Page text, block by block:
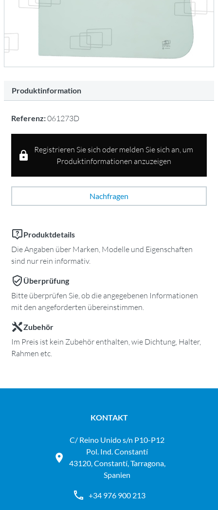
Produktinformation
Referenz:061273D
Registrieren Sie sich oder melden Sie sich an, um
Produktinformationen anzuzeigen
Nachfragen
Produktdetails
Die Angaben über Marken, Modelle und Eigenschaften
sind nur rein informativ.
Überprüfung
Bitte überprüfen Sie, ob die angegebenen Informationen
mit den angeforderten übereinstimmen.
Zubehör
Im Preis ist kein Zubehör enthalten, wie Dichtung, Halter,
Rahmen etc.
KONTAKT
C/ Reino Unido s/n P10-P12
Pol. Ind. Constantí
43120, Constantí, Tarragona,
Spanien
+34 976 900 213